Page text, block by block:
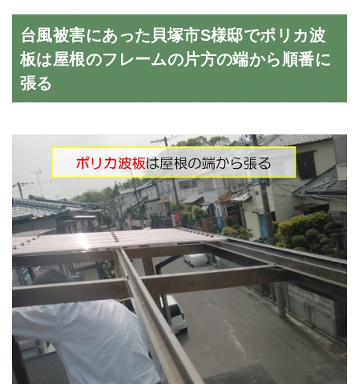
台風被害にあった貝塚市S様邸でポリカ波
板は屋根のフレームの片方の端から順番に
張る